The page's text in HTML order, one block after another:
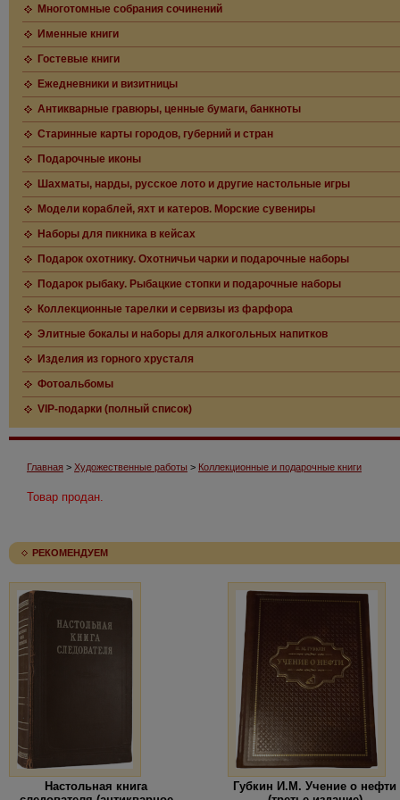
Многотомные собрания сочинений
Именные книги
Гостевые книги
Ежедневники и визитницы
Антикварные гравюры, ценные бумаги, банкноты
Старинные карты городов, губерний и стран
Подарочные иконы
Шахматы, нарды, русское лото и другие настольные игры
Модели кораблей, яхт и катеров. Морские сувениры
Наборы для пикника в кейсах
Подарок охотнику. Охотничьи чарки и подарочные наборы
Подарок рыбаку. Рыбацкие стопки и подарочные наборы
Коллекционные тарелки и сервизы из фарфора
Элитные бокалы и наборы для алкогольных напитков
Изделия из горного хрусталя
Фотоальбомы
VIP-подарки (полный список)
Главная > Художественные работы > Коллекционные и подарочные книги
Товар продан.
РЕКОМЕНДУЕМ
Настольная книга
Губкин И.М. Учение о нефти